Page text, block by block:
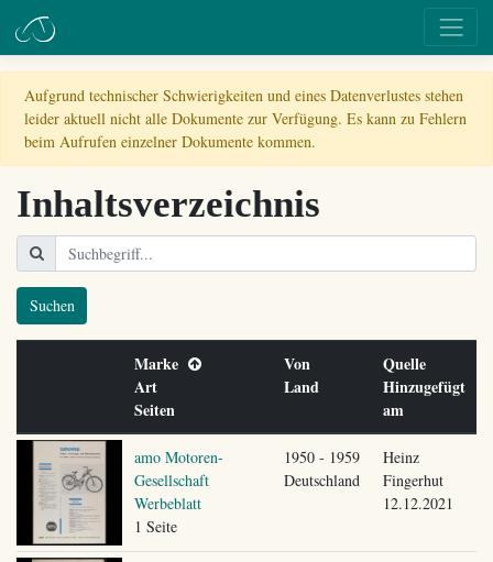
Aufgrund technischer Schwierigkeiten und eines Datenverlustes stehen
leider aktuell nicht alle Dokumente zur Verfügung. Es kann zu Fehlern
beim Aufrufen einzelner Dokumente kommen.
Inhaltsverzeichnis
Suchen
Marke
Art
Seiten
Von
Land
Quelle
Hinzugefügt
am
amo Motoren-
Gesellschaft
Werbeblatt
1 Seite
1950 - 1959
Deutschland
Heinz
Fingerhut
12.12.2021